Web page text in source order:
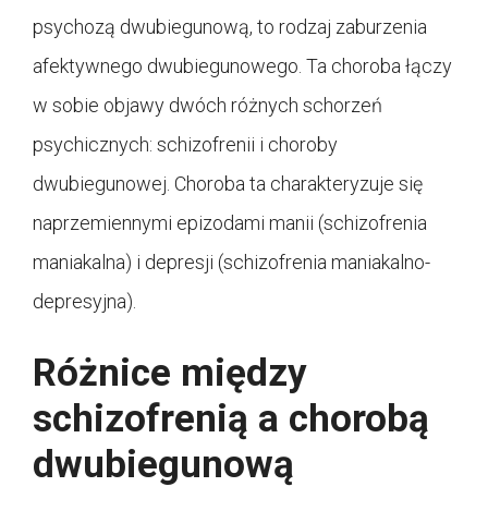
psychozą dwubiegunową, to rodzaj zaburzenia
afektywnego dwubiegunowego. Ta choroba łączy
w sobie objawy dwóch różnych schorzeń
psychicznych: schizofrenii i choroby
dwubiegunowej. Choroba ta charakteryzuje się
naprzemiennymi epizodami manii (schizofrenia
maniakalna) i depresji (schizofrenia maniakalno-
depresyjna).
Różnice między
schizofrenią a chorobą
dwubiegunową